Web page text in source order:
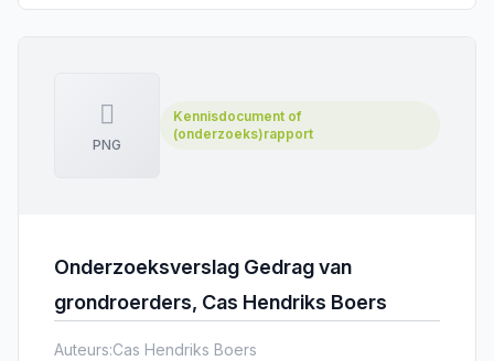
PNG
Kennisdocument of
(onderzoeks)rapport
Onderzoeksverslag Gedrag van
grondroerders, Cas Hendriks Boers
Auteurs:Cas Hendriks Boers